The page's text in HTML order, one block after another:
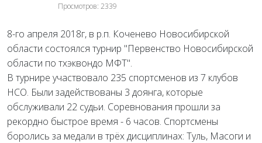
Просмотров: 2339
8-го апреля 2018г, в р.п. Коченево Новосибирской
области состоялся турнир "Первенство Новосибирской
области по тхэквондо МФТ".
В турнире участвовало 235 спортсменов из 7 клубов
НСО. Были задействованы 3 доянга, которые
обслуживали 22 судьи. Соревнования прошли за
рекордно быстрое время - 6 часов. Спортсмены
боролись за медали в трёх дисциплинах: Туль, Масоги и